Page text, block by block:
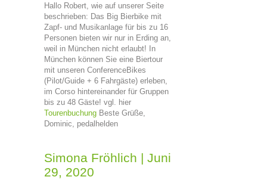
Hallo Robert, wie auf unserer Seite
beschrieben: Das Big Bierbike mit
Zapf- und Musikanlage für bis zu 16
Personen bieten wir nur in Erding an,
weil in München nicht erlaubt! In
München können Sie eine Biertour
mit unseren ConferenceBikes
(Pilot/Guide + 6 Fahrgäste) erleben,
im Corso hintereinander für Gruppen
bis zu 48 Gäste! vgl. hier
Tourenbuchung Beste Grüße,
Dominic, pedalhelden
Simona Fröhlich | Juni
29, 2020